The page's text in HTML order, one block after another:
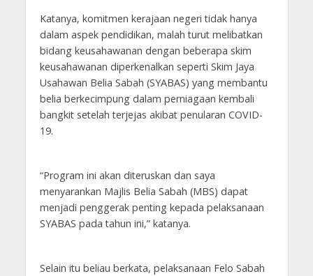
Katanya, komitmen kerajaan negeri tidak hanya
dalam aspek pendidikan, malah turut melibatkan
bidang keusahawanan dengan beberapa skim
keusahawanan diperkenalkan seperti Skim Jaya
Usahawan Belia Sabah (SYABAS) yang membantu
belia berkecimpung dalam perniagaan kembali
bangkit setelah terjejas akibat penularan COVID-
19.
“Program ini akan diteruskan dan saya
menyarankan Majlis Belia Sabah (MBS) dapat
menjadi penggerak penting kepada pelaksanaan
SYABAS pada tahun ini,” katanya.
Selain itu beliau berkata, pelaksanaan Felo Sabah